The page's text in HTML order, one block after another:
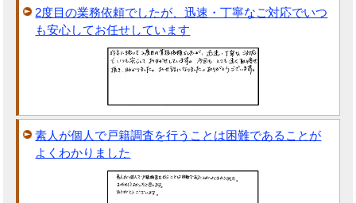
2度目の業務依頼でしたが、迅速・丁寧なご対応でいつ
も安心してお任せしています
素人が個人で戸籍調査を行うことは困難であることが
よくわかりました